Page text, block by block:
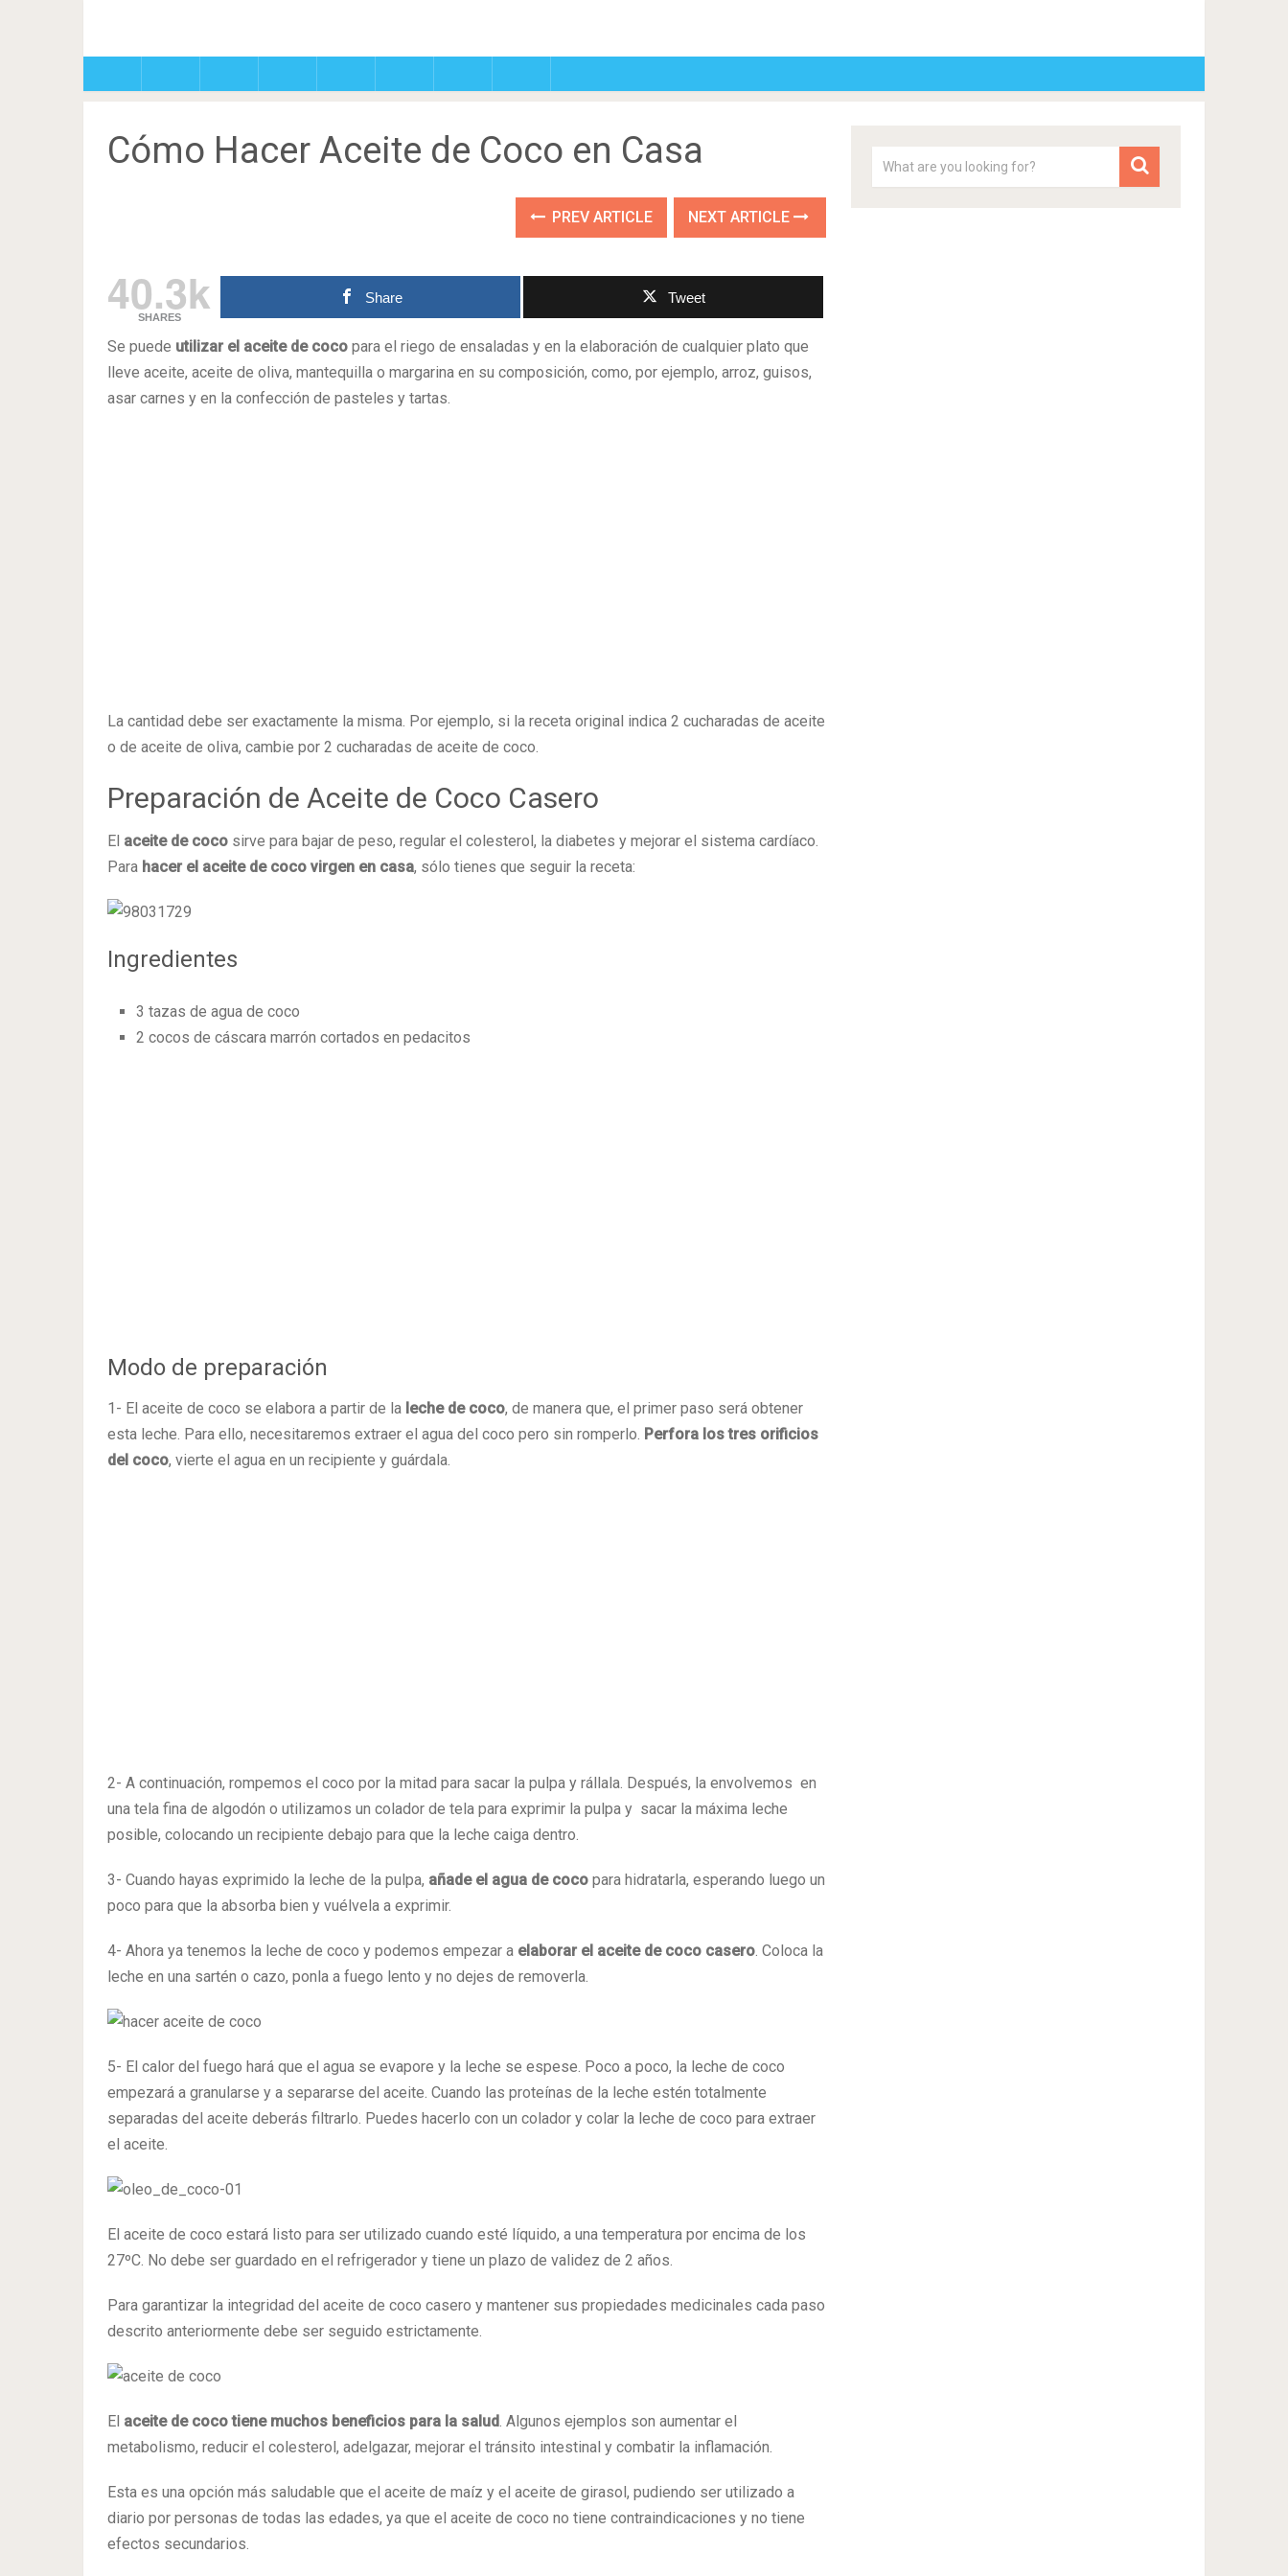
Cómo Hacer Aceite de Coco en Casa
PREV ARTICLE NEXT ARTICLE
40.3k
SHARES
Share Tweet
Se puede utilizar el aceite de coco para el riego de ensaladas y en la elaboración de cualquier plato que
lleve aceite, aceite de oliva, mantequilla o margarina en su composición, como, por ejemplo, arroz, guisos,
asar carnes y en la confección de pasteles y tartas.
La cantidad debe ser exactamente la misma. Por ejemplo, si la receta original indica 2 cucharadas de aceite
o de aceite de oliva, cambie por 2 cucharadas de aceite de coco.
Preparación de Aceite de Coco Casero
El aceite de coco sirve para bajar de peso, regular el colesterol, la diabetes y mejorar el sistema cardíaco.
Para hacer el aceite de coco virgen en casa, sólo tienes que seguir la receta:
Ingredientes
3 tazas de agua de coco
2 cocos de cáscara marrón cortados en pedacitos
Modo de preparación
1- El aceite de coco se elabora a partir de la leche de coco, de manera que, el primer paso será obtener
esta leche. Para ello, necesitaremos extraer el agua del coco pero sin romperlo. Perfora los tres orificios
del coco, vierte el agua en un recipiente y guárdala.
2- A continuación, rompemos el coco por la mitad para sacar la pulpa y rállala. Después, la envolvemos en
una tela fina de algodón o utilizamos un colador de tela para exprimir la pulpa y sacar la máxima leche
posible, colocando un recipiente debajo para que la leche caiga dentro.
3- Cuando hayas exprimido la leche de la pulpa, añade el agua de coco para hidratarla, esperando luego un
poco para que la absorba bien y vuélvela a exprimir.
4- Ahora ya tenemos la leche de coco y podemos empezar a elaborar el aceite de coco casero. Coloca la
leche en una sartén o cazo, ponla a fuego lento y no dejes de removerla.
5- El calor del fuego hará que el agua se evapore y la leche se espese. Poco a poco, la leche de coco
empezará a granularse y a separarse del aceite. Cuando las proteínas de la leche estén totalmente
separadas del aceite deberás filtrarlo. Puedes hacerlo con un colador y colar la leche de coco para extraer
el aceite.
El aceite de coco estará listo para ser utilizado cuando esté líquido, a una temperatura por encima de los
27ºC. No debe ser guardado en el refrigerador y tiene un plazo de validez de 2 años.
Para garantizar la integridad del aceite de coco casero y mantener sus propiedades medicinales cada paso
descrito anteriormente debe ser seguido estrictamente.
El aceite de coco tiene muchos beneficios para la salud. Algunos ejemplos son aumentar el
metabolismo, reducir el colesterol, adelgazar, mejorar el tránsito intestinal y combatir la inflamación.
Esta es una opción más saludable que el aceite de maíz y el aceite de girasol, pudiendo ser utilizado a
diario por personas de todas las edades, ya que el aceite de coco no tiene contraindicaciones y no tiene
efectos secundarios.